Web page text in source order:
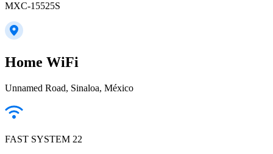
MXC-15525S
Home WiFi
Unnamed Road, Sinaloa, México
FAST SYSTEM 22